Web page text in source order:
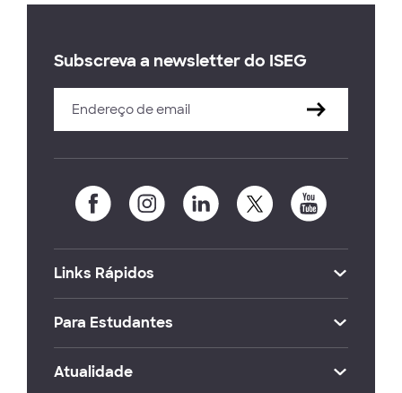
Subscreva a newsletter do ISEG
Links Rápidos
Para Estudantes
Atualidade